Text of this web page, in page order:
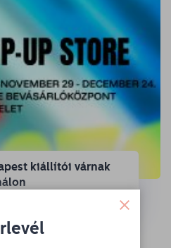
kiállítói várnak
→